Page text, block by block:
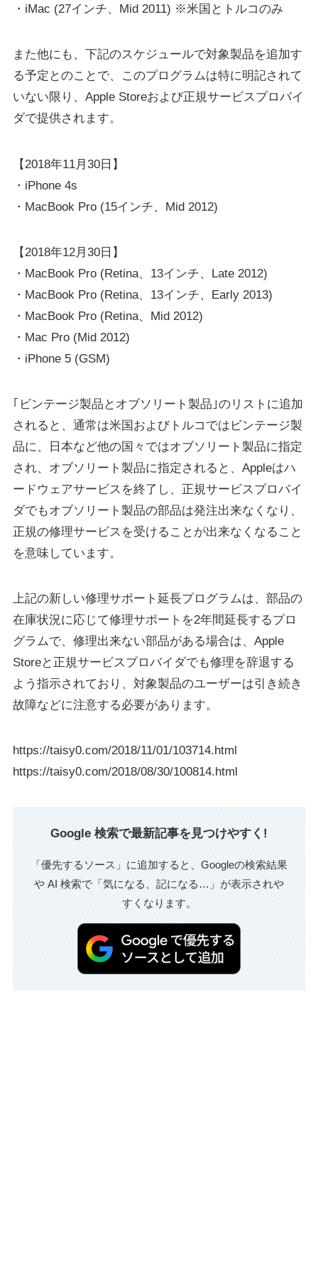
・iMac (27インチ、Mid 2011) ※米国とトルコのみ
また他にも、下記のスケジュールで対象製品を追加す
る予定とのことで、このプログラムは特に明記されて
いない限り、Apple Storeおよび正規サービスプロバイ
ダで提供されます。
【2018年11月30日】
・iPhone 4s
・MacBook Pro (15インチ、Mid 2012)
【2018年12月30日】
・MacBook Pro (Retina、13インチ、Late 2012)
・MacBook Pro (Retina、13インチ、Early 2013)
・MacBook Pro (Retina、Mid 2012)
・Mac Pro (Mid 2012)
・iPhone 5 (GSM)
｢ビンテージ製品とオブソリート製品｣のリストに追加
されると、通常は米国およびトルコではビンテージ製
品に、日本など他の国々ではオブソリート製品に指定
され、オブソリート製品に指定されると、Appleはハ
ードウェアサービスを終了し、正規サービスプロバイ
ダでもオブソリート製品の部品は発注出来なくなり、
正規の修理サービスを受けることが出来なくなること
を意味しています。
上記の新しい修理サポート延長プログラムは、部品の
在庫状況に応じて修理サポートを2年間延長するプロ
グラムで、修理出来ない部品がある場合は、Apple
Storeと正規サービスプロバイダでも修理を辞退する
よう指示されており、対象製品のユーザーは引き続き
故障などに注意する必要があります。
https://taisy0.com/2018/11/01/103714.html
https://taisy0.com/2018/08/30/100814.html
Google 検索で最新記事を見つけやすく!
「優先するソース」に追加すると、Googleの検索結果
や AI 検索で「気になる、記になる…」が表示されや
すくなります。